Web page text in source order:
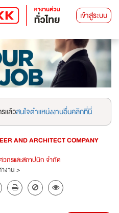
เข้าสู่ระบบ
แล้วสนใจตำแหน่งงานอื่นคลิกที่นี่
AND ARCHITECT COMPANY
กรและสถาปนิก จำกัด
งาน>